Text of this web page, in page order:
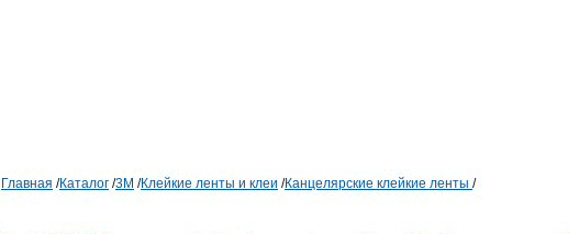
Главная /Каталог /3М /Клейкие ленты и клеи /Канцелярские клейкие ленты /